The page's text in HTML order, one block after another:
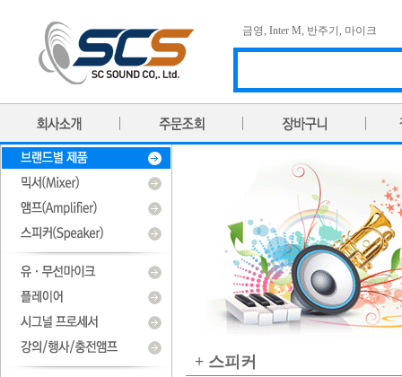
금영, Inter M, 반주기 , 마이크
+ 스피커